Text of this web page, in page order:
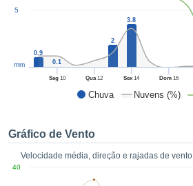
custo.
o
no
como
Chuva Nuvens (%)
Seg10 Qua12 Sex 14 Dom16
5
mm
0.9
0.1
2
3.8
Gráfico de Vento
Velocidade média, direção e rajadas de
40